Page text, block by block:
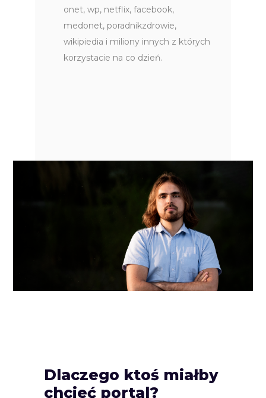
onet, wp, netflix, facebook,
medonet, poradnikzdrowie,
wikipiedia i miliony innych z których
korzystacie na co dzień.
Dlaczego ktoś miałby
chcieć portal?